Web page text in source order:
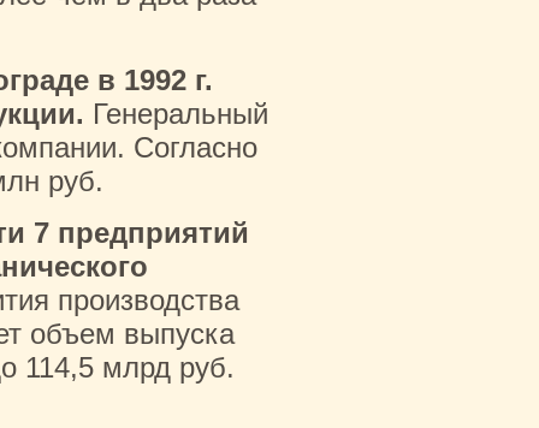
в 1992 г.
Генеральный
Согласно
руб.
7 предприятий
производства
объем выпуска
114,5 млрд руб.